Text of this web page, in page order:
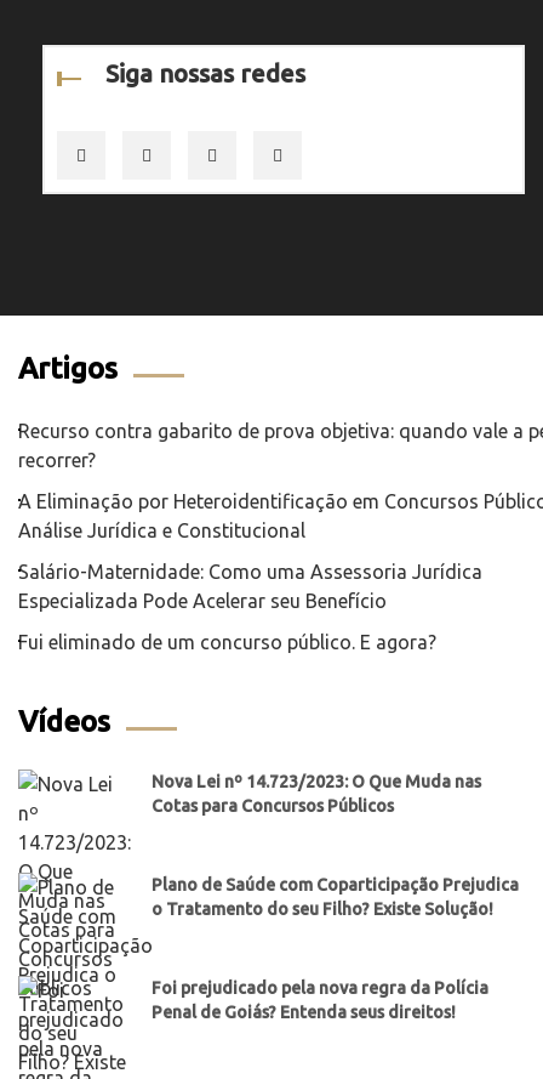
Siga nossas redes
Artigos
Recurso contra gabarito de prova objetiva: quando vale a
recorrer?
A Eliminação por Heteroidentificação em Concursos
Análise Jurídica e Constitucional
Salário-Maternidade: Como uma Assessoria Jurídica
Especializada Pode Acelerar seu Benefício
Fui eliminado de um concurso público. E agora?
Vídeos
Nova Lei nº 14.723/2023: O Que Muda nas
Cotas para Concursos Públicos
Plano de Saúde com Coparticipação Prejudica
o Tratamento do seu Filho? Existe Solução!
Foi prejudicado pela nova regra da Polícia
Penal de Goiás? Entenda seus direitos!